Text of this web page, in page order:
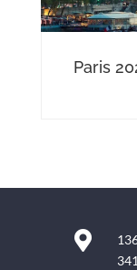
Paris
